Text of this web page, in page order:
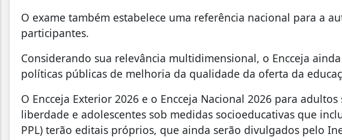
O exame também estabelece uma referência nacional para a
participantes.
Considerando sua relevância multidimensional, o Encceja
políticas públicas de melhoria da qualidade da oferta da
O Encceja Exterior 2026 e o Encceja Nacional 2026 para
liberdade e adolescentes sob medidas socioeducativas que
PPL) terão editais próprios, que ainda serão divulgados pelo